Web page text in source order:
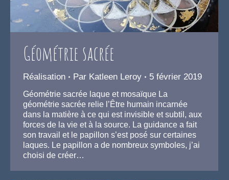
Géométrie sacrée
Réalisation Par Katleen Leroy 5 février 2019
Géométrie sacrée laque et mosaïque La
géométrie sacrée relie l’Être humain incarnée
dans la matière à ce qui est invisible et subtil, aux
forces de la vie et à la source. La guidance a fait
son travail et le papillon s’est posé sur certaines
laques. Le papillon a de nombreux symboles, j’ai
choisi de créer…